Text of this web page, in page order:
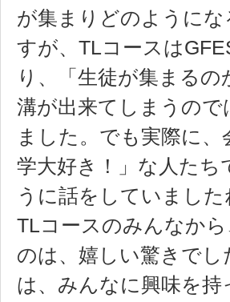
が集まりどのように
すが、TLコースは
り、「生徒が集まる
溝が出来てしまうの
ました。でも実際に
学大好き！」な人た
うに話をしていました
TLコースのみんなか
のは、嬉しい驚きでし
は、みんなに興味を